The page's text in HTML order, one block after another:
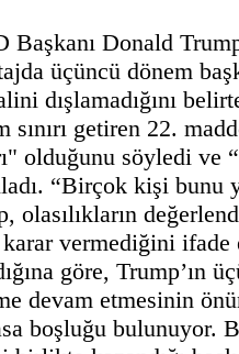
Başkanı Donald
üçüncü dönem
dışlamadığını
sınırı getiren 22.
olduğunu söyledi ve
“Birçok kişi bunu
olasılıkların
vermediğini
göre, Trump’ın
devam etmesinin
boşluğu bulunuyor.